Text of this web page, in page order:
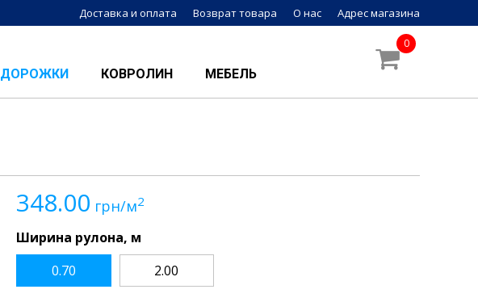
Доставка и оплата Возврат товара О нас Адрес магазина
ДОРОЖКИ КОВРОЛИН МЕБЕЛЬ
0
348.00 грн/м2
Ширина рулона, м
0.70
2.00